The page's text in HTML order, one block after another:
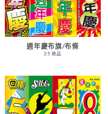
週年慶布旗/布條
25 商品